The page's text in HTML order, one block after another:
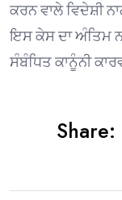
ਕਰਨ ਵਾਲੇ ਵਿਦੇਸ਼ੀ
ਇਸ ਕੇਸ ਦਾ ਅੰਤਿਮ
ਸੰਬੰਧਿਤ ਕਾਨੂੰਨੀ
Share: